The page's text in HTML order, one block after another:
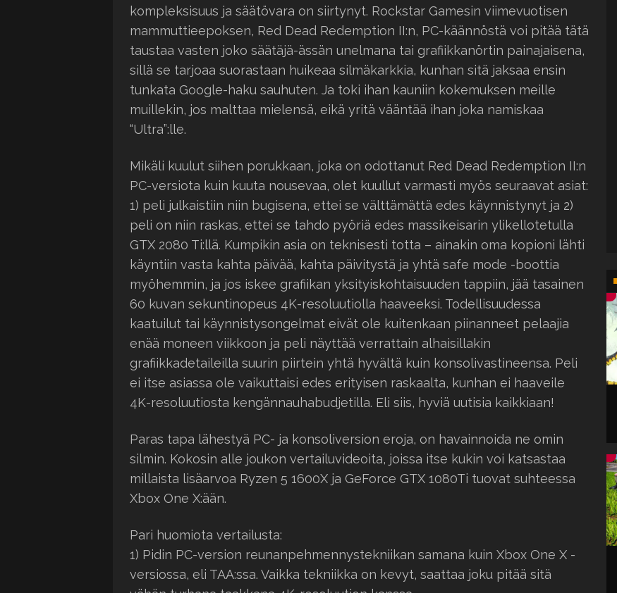
kompleksisuus ja säätövara on siirtynyt. Rockstar Gamesin viimevuotisen
mammuttieepoksen, Red Dead Redemption II:n, PC-käännöstä voi pitää tätä
taustaa vasten joko säätäjä-ässän unelmana tai grafiikkanörtin painajaisena,
sillä se tarjoaa suorastaan huikeaa silmäkarkkia, kunhan sitä jaksaa ensin
tunkata Google-haku sauhuten. Ja toki ihan kauniin kokemuksen meille
muillekin, jos malttaa mielensä, eikä yritä vääntää ihan joka namiskaa
“Ultra”:lle.
Mikäli kuulut siihen porukkaan, joka on odottanut Red Dead Redemption II:n
PC-versiota kuin kuuta nousevaa, olet kuullut varmasti myös seuraavat asiat:
1) peli julkaistiin niin bugisena, ettei se välttämättä edes käynnistynyt ja 2)
peli on niin raskas, ettei se tahdo pyöriä edes massikeisarin ylikellotetulla
GTX 2080 Ti:llä. Kumpikin asia on teknisesti totta – ainakin oma kopioni lähti
käyntiin vasta kahta päivää, kahta päivitystä ja yhtä safe mode -boottia
myöhemmin, ja jos iskee grafiikan yksityiskohtaisuuden tappiin, jää tasainen
60 kuvan sekuntinopeus 4K-resoluutiolla haaveeksi. Todellisuudessa
kaatuilut tai käynnistysongelmat eivät ole kuitenkaan piinanneet pelaajia
enää moneen viikkoon ja peli näyttää verrattain alhaisillakin
grafiikkadetaileilla suurin piirtein yhtä hyvältä kuin konsolivastineensa. Peli
ei itse asiassa ole vaikuttaisi edes erityisen raskaalta, kunhan ei haaveile
4K-resoluutiosta kengännauhabudjetilla. Eli siis, hyviä uutisia kaikkiaan!
Paras tapa lähestyä PC- ja konsoliversion eroja, on havainnoida ne omin
silmin. Kokosin alle joukon vertailuvideoita, joissa itse kukin voi katsastaa
millaista lisäarvoa Ryzen 5 1600X ja GeForce GTX 1080Ti tuovat suhteessa
Xbox One X:ään.
Pari huomiota vertailusta:
1) Pidin PC-version reunanpehmennystekniikan samana kuin Xbox One X -
versiossa, eli TAA:ssa. Vaikka tekniikka on kevyt, saattaa joku pitää sitä